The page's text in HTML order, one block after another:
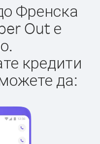
Френска
Out е
кредити
да: